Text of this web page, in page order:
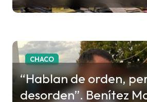
CHACO
“Hablan de orden,
desorden”. Benítez